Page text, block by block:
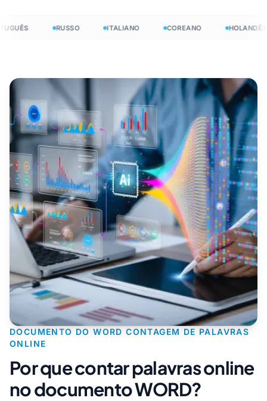
RUSSO ITALIANO COREANO HOLANDÊS
DOCUMENTO DO WORD CONTAGEM DE PALAVRAS
ONLINE
Por que contar palavras online
no documento WORD?